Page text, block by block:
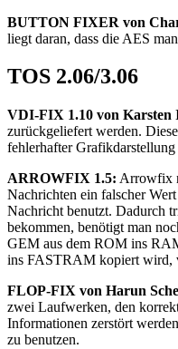
BUTTON FIXER von
liegt daran, dass die AES
TOS 2.06/3.06
VDI-FIX 1.10 von Karsten
zurückgeliefert werden.
fehlerhafter
ARROWFIX 1.5: Arrowfix
Nachrichten ein falscher
Nachricht benutzt. Dadurch
bekommen, benötigt man
GEM aus dem ROM ins
ins FASTRAM kopiert wird,
FLOP-FIX von Harun
zwei Laufwerken, den
Informationen zerstört
zu benutzen.